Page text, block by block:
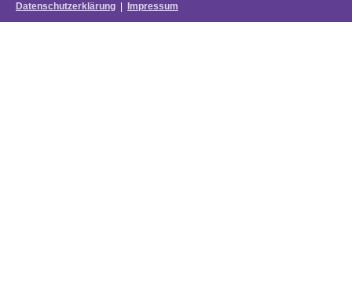
Datenschutzerklärung
Impressum